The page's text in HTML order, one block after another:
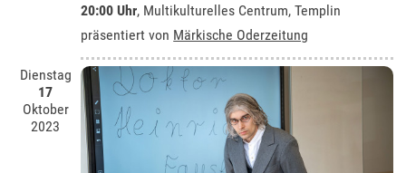
20:00 Uhr, Multikulturelles Centrum, Templin
präsentiert von Märkische Oderzeitung
Dienstag
17
Oktober
2023